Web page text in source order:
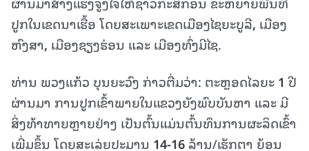
ປູກໃນເຂດນາເຮື້ອ ໂດຍສະເພາະເຂດເມືອງໄຊຍະບູລີ, ເມືອງ
ຫົງສາ, ເມືອງຊຽງຮ່ອນ ແລະ ເມືອງທົ່ງມີໄຊ.
ທ່ານ ພວງແກ້ວ ບຸນຍະວົງ ກ່າວຕື່ມວ່າ: ຕະຫຼອດໄລຍະ 1 ປີ
ຜ່ານມາ ການປູກເຂົ້າພາຍໃນແຂວງຍັງພົບບັນຫາ ແລະ ມີ
ສິ່ງທ້າທາຍຫຼາຍຢ່າງ ເປັນຕົ້ນແມ່ນຕົ້ນທຶນການຜະລິດເຂົ້າ
ເພີ່ມຂຶ້ນ ໂດຍສະເລ່ຍປະມານ 14-16 ລ້ານ/ເຮັກຕາ ຍ້ອນ